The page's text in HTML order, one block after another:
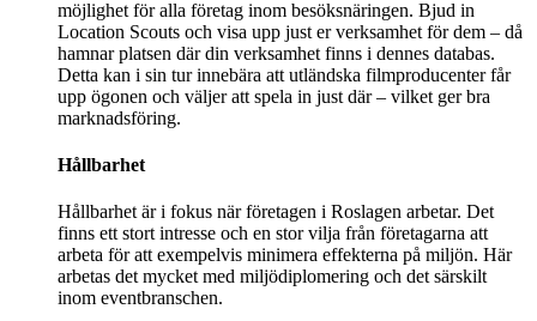
möjlighet för alla företag inom besöksnäringen. Bjud in
Location Scouts och visa upp just er verksamhet för dem – då
hamnar platsen där din verksamhet finns i dennes databas.
Detta kan i sin tur innebära att utländska filmproducenter får
upp ögonen och väljer att spela in just där – vilket ger bra
marknadsföring.
Hållbarhet
Hållbarhet är i fokus när företagen i Roslagen arbetar. Det
finns ett stort intresse och en stor vilja från företagarna att
arbeta för att exempelvis minimera effekterna på miljön. Här
arbetas det mycket med miljödiplomering och det särskilt
inom eventbranschen.